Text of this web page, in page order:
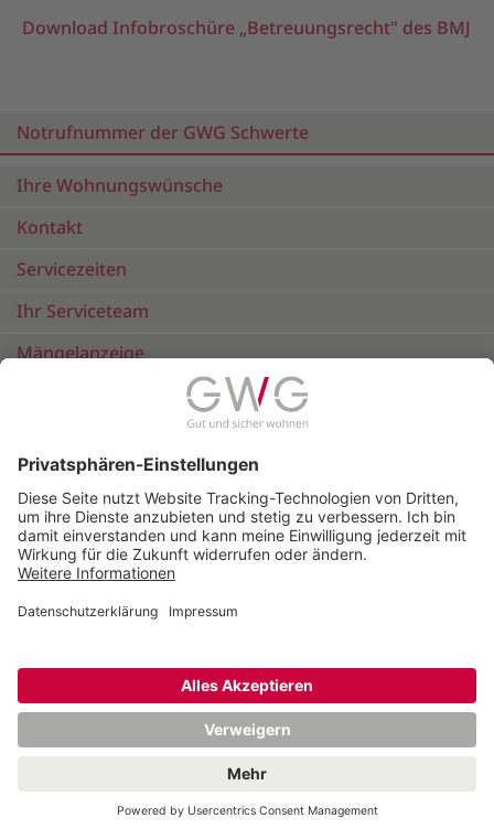
Download Infobroschüre „Betreuungsrecht" des BMJ
Notrufnummer der GWG Schwerte
Ihre Wohnungswünsche
Kontakt
Servicezeiten
Ihr Serviceteam
Mängelanzeige
© 2026 Gemeinnützige Wohnungsbaugenossenschaft
Schwerte eG
Seitenanfang
Anfahrt Impressum Datenschutz